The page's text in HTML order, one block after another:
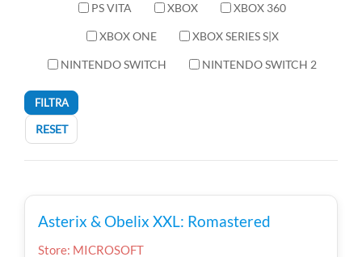
PS VITA XBOX XBOX 360
XBOX ONE XBOX SERIES S|X
NINTENDO SWITCH NINTENDO SWITCH 2
FILTRA
RESET
Asterix & Obelix XXL: Romastered
Store: MICROSOFT